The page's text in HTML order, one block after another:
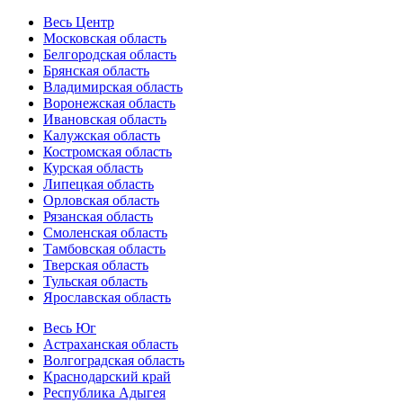
Весь Центр
Московская область
Белгородская область
Брянская область
Владимирская область
Воронежская область
Ивановская область
Калужская область
Костромская область
Курская область
Липецкая область
Орловская область
Рязанская область
Смоленская область
Тамбовская область
Тверская область
Тульская область
Ярославская область
Весь Юг
Астраханская область
Волгоградская область
Краснодарский край
Республика Адыгея